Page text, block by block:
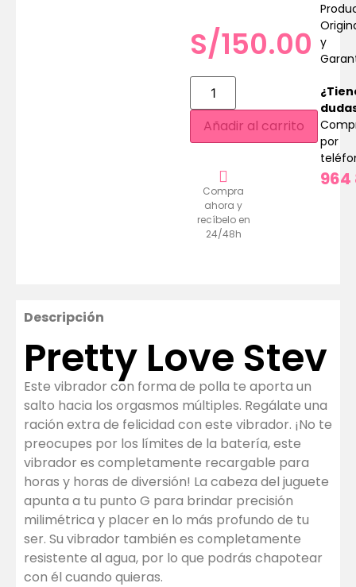
S/150.00
Añadir al carrito
Compra
ahora y
recíbelo en
24/48h
y
por
964
Descripción
Pretty Love Stev
Este vibrador con forma de polla te aporta un
salto hacia los orgasmos múltiples. Regálate una
ración extra de felicidad con este vibrador. ¡No te
preocupes por los límites de la batería, este
vibrador es completamente recargable para
horas y horas de diversión! La cabeza del juguete
apunta a tu punto G para brindar precisión
milimétrica y placer en lo más profundo de tu
ser. Su vibrador también es completamente
resistente al agua, por lo que podrás chapotear
con él cuando quieras.